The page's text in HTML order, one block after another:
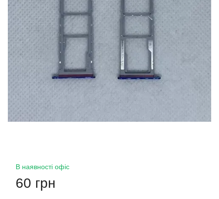
В наявності офіс
60 грн